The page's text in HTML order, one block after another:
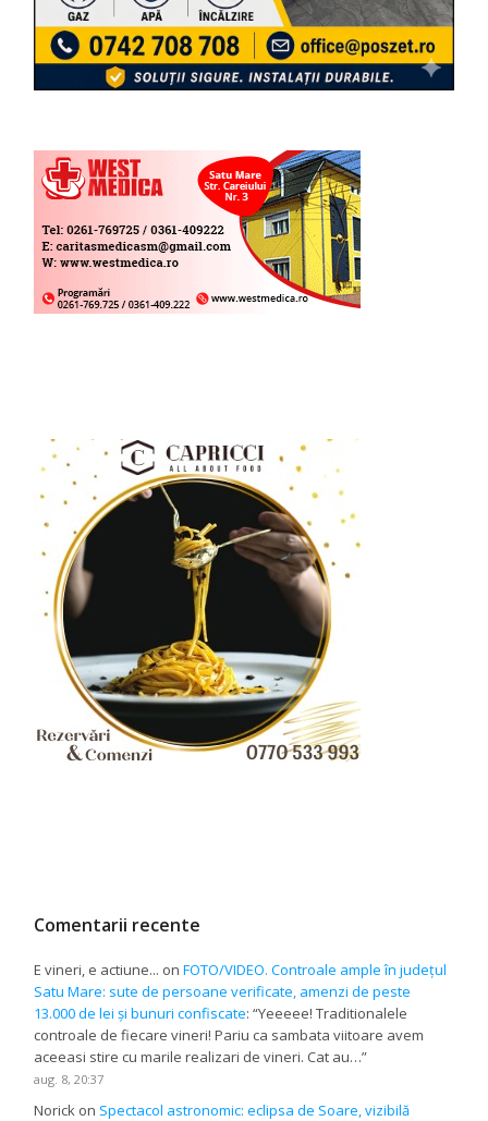
Comentarii recente
E vineri, e actiune... onFOTO/VIDEO. Controale ample în județul
Satu Mare: sute de persoane verificate, amenzi de peste
13.000 de lei și bunuri confiscate: “Yeeeee! Traditionalele
controale de fiecare vineri! Pariu ca sambata viitoare avem
aceeasi stire cu marile realizari de vineri. Cat au…”
aug. 8, 20:37
Norick on Spectacol astronomic: eclipsa de Soare, vizibilă